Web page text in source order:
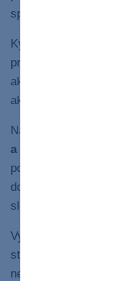
spojený s
Kým vy vkladáte
pracovisku či v
ako boj, kde
ako on sám.
Narcista je
a dôležitosti
potrebujete vy, aby
dostáva poníženie,
slovám, stávate sa
Vy sami najlepšie
ste. Pre narcistu ste
nestali, nemali by